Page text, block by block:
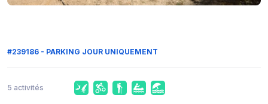
#239186 - PARKING JOUR UNIQUEMENT
5 activités